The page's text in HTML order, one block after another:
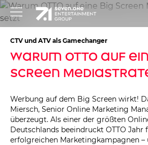
CTV und ATV als Gamechanger
Warum OTTO auf
Screen
Werbung auf dem Big Screen wirkt!
Miersch, Senior Online Marketing
überzeugt. Als einer der größten
Deutschlands beeindruckt OTTO Jahr
erfolgreichen Marketingkampagnen